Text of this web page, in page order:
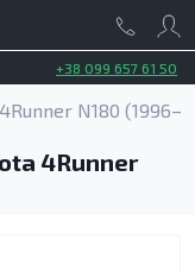
+38 099 657 61 50
4Runner N180
4Runner